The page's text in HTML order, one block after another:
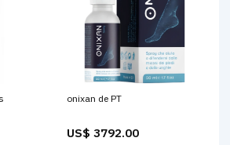
onixan de PT
US$ 3792.00